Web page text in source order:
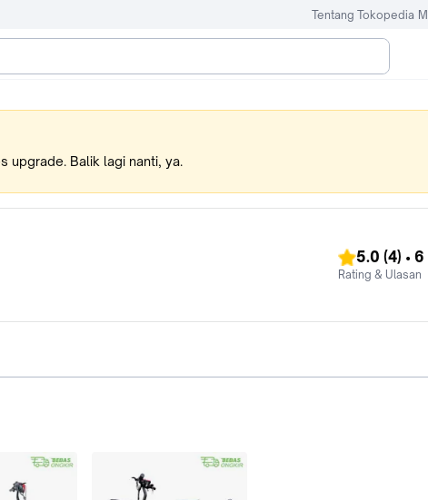
Tentang Tokopedia
upgrade. Balik lagi nanti, ya.
5.0 (4) • 6
Rating & Ulasan